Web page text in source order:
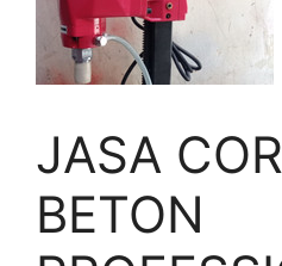
JASA
BETON